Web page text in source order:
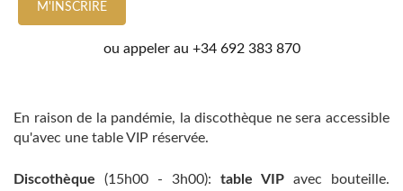
M'INSCRIRE
ou appeler au +34 692 383 870
En raison de la pandémie, la discothèque ne sera accessible
qu'avec une table VIP réservée.
Discothèque (15h00 - 3h00): table VIP avec bouteille.